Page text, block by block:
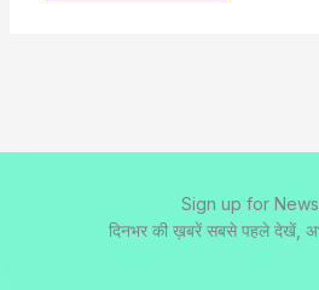
Sign up for
दिनभर की ख़बरें सबसे पहले देखें,